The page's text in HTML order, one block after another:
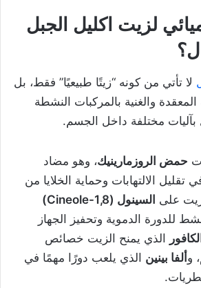
لزيت اكليل الجبل
لا تأتي من كونه “زيتًا طبيعيًا” فقط، بل
المعقدة والغنية بالمركبات النشطة
بآليات مختلفة داخل الجسم.
حمض الروزمارينيك، وهو مضاد
الالتهابات وحماية الخلايا من
على السينول (1,8-Cineole)
للدورة الدموية وتحفيز الجهاز
الذي يمنح الزيت خصائص
وألفا بينين الذي يلعب دورًا مهمًا في